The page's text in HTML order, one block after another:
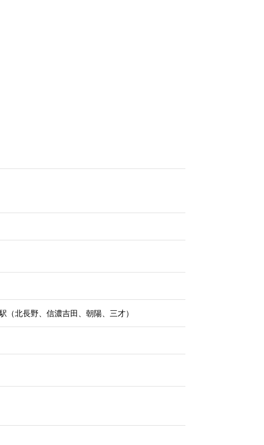
北長野、信濃吉田、朝陽、三才）